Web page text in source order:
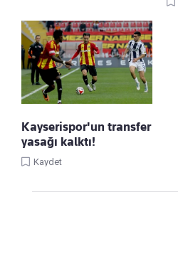
Kayserispor'un transfer
yasağı kalktı!
Kaydet